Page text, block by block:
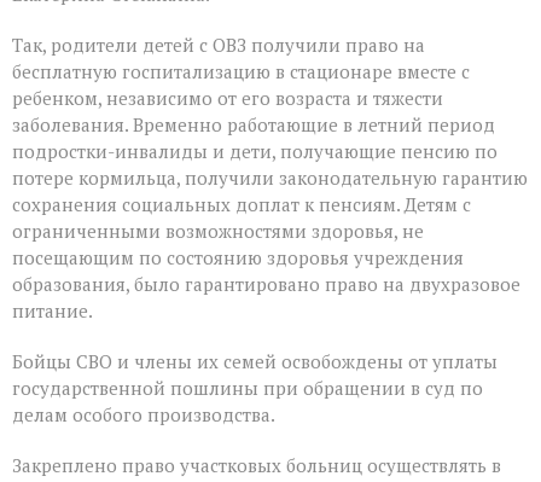
Так, родители детей с ОВЗ получили право на
бесплатную госпитализацию в стационаре вместе с
ребенком, независимо от его возраста и тяжести
заболевания. Временно работающие в летний период
подростки-инвалиды и дети, получающие пенсию по
потере кормильца, получили законодательную гарантию
сохранения социальных доплат к пенсиям. Детям с
ограниченными возможностями здоровья, не
посещающим по состоянию здоровья учреждения
образования, было гарантировано право на двухразовое
питание.
Бойцы СВО и члены их семей освобождены от уплаты
государственной пошлины при обращении в суд по
делам особого производства.
Закреплено право участковых больниц осуществлять в